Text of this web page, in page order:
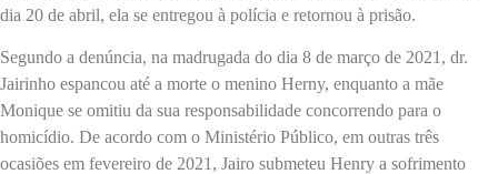
dia 20 de abril, ela se entregou à polícia e retornou à prisão.
Segundo a denúncia, na madrugada do dia 8 de março de 2021, dr.
Jairinho espancou até a morte o menino Herny, enquanto a mãe
Monique se omitiu da sua responsabilidade concorrendo para o
homicídio. De acordo com o Ministério Público, em outras três
ocasiões em fevereiro de 2021, Jairo submeteu Henry a sofrimento